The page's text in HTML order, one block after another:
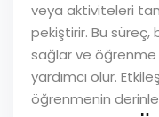
veya aktiviteleri
pekiştirir. Bu süreç,
sağlar ve
yardımcı olur.
öğrenmenin